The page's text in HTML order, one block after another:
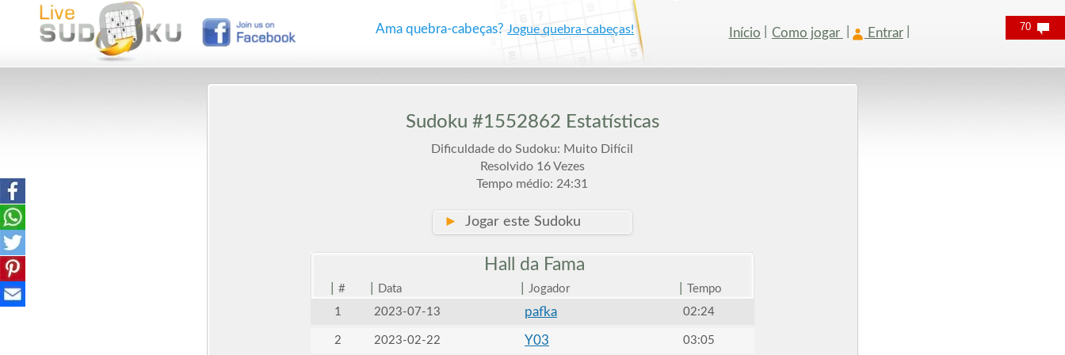
Ama quebra-cabeças? Jogue quebra-cabeças! Início Como jogar Entrar
Sudoku #1552862 Estatísticas
Dificuldade do Sudoku: Muito Difícil
Resolvido 16 Vezes
Tempo médio: 24:31
► Jogar este Sudoku
Hall da Fama
# Data Jogador
Tempo
1
2023-07-13 pafka 02:24
2 2023-02-22 Y03 03:05
70